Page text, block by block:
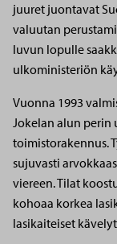
juuret juontavat
valuutan
luvun lopulle
ulkoministeriön
Vuonna 1993
Jokelan alun
toimistorakennus.
sujuvasti
viereen. Tilat
kohoaa korkea
lasikaiteiset